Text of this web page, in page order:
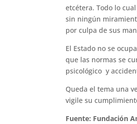
etcétera. Todo lo
sin ningún
por culpa de sus
El Estado no se
que las normas se
psicológico y
Queda el tema una
vigile su
Fuente: Fundación